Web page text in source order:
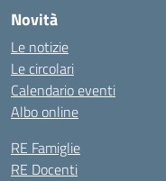
Novità
Le notizie
Le circolari
Calendario eventi
Albo online
RE Famiglie
RE Docenti